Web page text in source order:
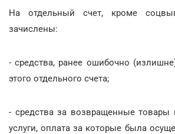
На отдельный счет, кроме
зачислены:
- средства, ранее ошибочно
этого отдельного счета;
- средства за возвращенные товары
услуги, оплата за которые была